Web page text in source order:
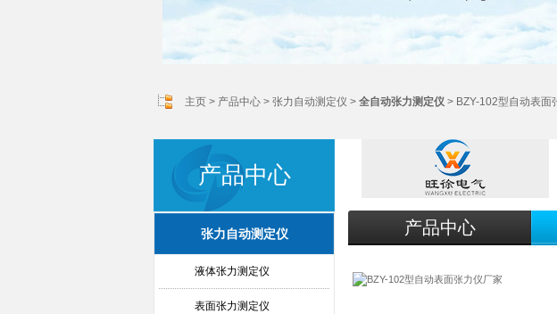
主页 > 产品中心 > 张力自动测定仪 > 全自动张力测定仪 > BZY-102型自动表面
产品中心
张力自动测定仪
液体张力测定仪
表面张力测定仪
产品中心